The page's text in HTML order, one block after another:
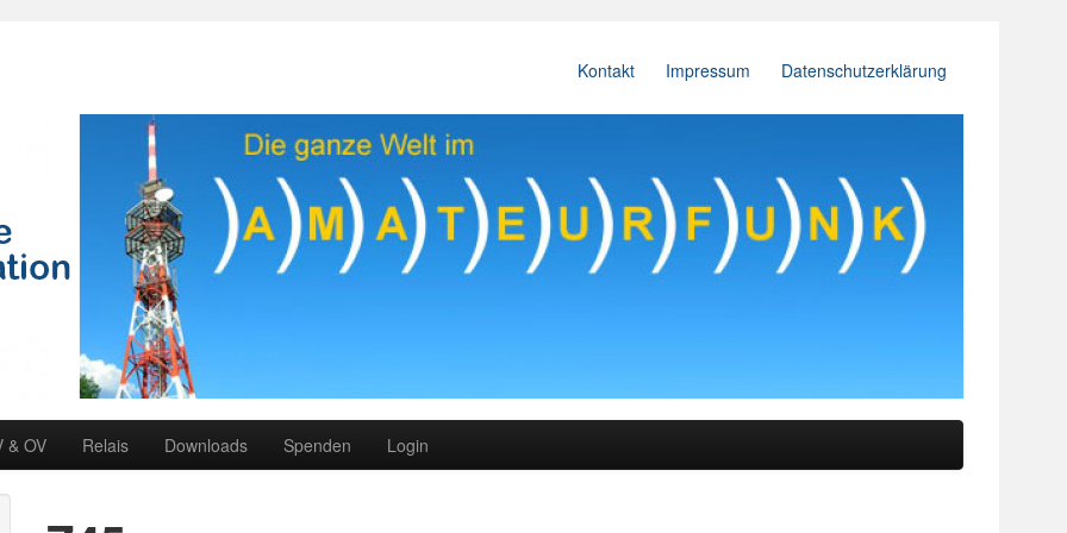
Kontakt Impressum Datenschutzerklärung
& OV Relais Downloads Spenden Login